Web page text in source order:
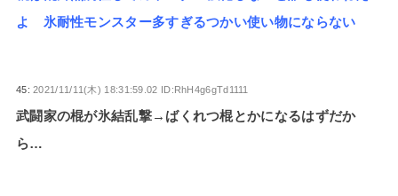
よ 氷耐性モンスター多すぎるつかい使い物にならない
45:2021/11/11(木) 18:31:59.02 ID:RhH4g6gTd1111
武闘家の棍が氷結乱撃→ばくれつ棍とかになるはずだか
ら…